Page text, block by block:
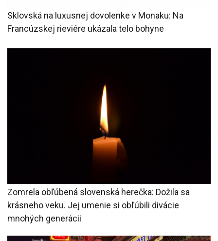
Sklovská na luxusnej dovolenke v Monaku: Na
Francúzskej rieviére ukázala telo bohyne
Zomrela obľúbená slovenská herečka: Dožila sa
krásneho veku. Jej umenie si obľúbili divácie
mnohých generácii